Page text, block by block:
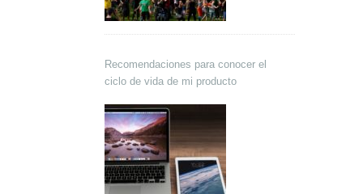
Recomendaciones para conocer el
ciclo de vida de mi producto